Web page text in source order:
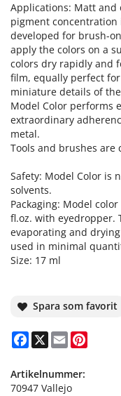
Applications: Matt and
pigment
developed for brush-
apply the colors on a
colors dry rapidly and
film, equally perfect
miniature details of
Model Color performs
extraordinary
metal.
Tools and brushes are
Safety: Model Color is
solvents.
Packaging: Model
fl.oz. with eyedropper.
evaporating and
used in minimal
Size: 17 ml
Spara som favorit
Facebook
X Email
Artikelnummer:
70947 Vallejo